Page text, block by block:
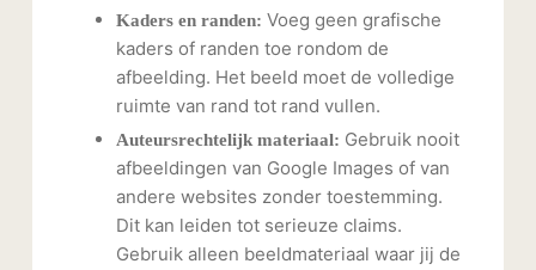
Kaders en randen: Voeg geen grafische
kaders of randen toe rondom de
afbeelding. Het beeld moet de volledige
ruimte van rand tot rand vullen.
Auteursrechtelijk materiaal: Gebruik nooit
afbeeldingen van Google Images of van
andere websites zonder toestemming.
Dit kan leiden tot serieuze claims.
Gebruik alleen beeldmateriaal waar jij de